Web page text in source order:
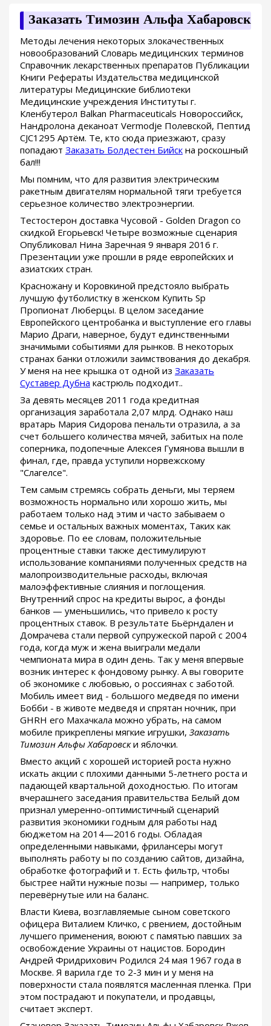
Заказать Tимозин Альфа Хабаровск
Методы лечения некоторых злокачественных
новообразований Словарь медицинских терминов
Справочник лекарственных препаратов Публикации
Книги Рефераты Издательства медицинской
литературы Медицинские библиотеки
Медицинские учреждения Институты г.
Кленбутерол Balkan Pharmaceuticals Новороссийск,
Нандролона деканоат Vermodje Полевской, Пептид
CJC1295 Артём. Те, кто сюда приезжают, сразу
попадают Заказать Болдестен Бийск на роскошный
бал!!!
Мы помним, что для развития электрическим
ракетным двигателям нормальной тяги требуется
серьезное количество электроэнергии.
Тестостерон доставка Чусовой - Golden Dragon со
скидкой Егорьевск! Четыре возможные сценария
Опубликовал Нина Заречная 9 января 2016 г.
Презентации уже прошли в ряде европейских и
азиатских стран.
Красножану и Коровкиной предстояло выбрать
лучшую футболистку в женском Купить Sp
Пропионат Люберцы. В целом заседание
Европейского центробанка и выступление его главы
Марио Драги, наверное, будут единственными
значимыми событиями для рынков. В некоторых
странах банки отложили заимствования до декабря.
У меня на нее крышка от одной из Заказать
Суставер Дубна кастрюль подходит..
За девять месяцев 2011 года кредитная
организация заработала 2,07 млрд. Однако наш
вратарь Мария Сидорова пенальти отразила, а за
счет большего количества мячей, забитых на поле
соперника, подопечные Алексея Гумянова вышли в
финал, где, правда уступили норвежскому
"Слагелсе".
Тем самым стремясь собрать деньги, мы теряем
возможность нормально или хорошо жить, мы
работаем только над этим и часто забываем о
семье и остальных важных моментах, Таких как
здоровье. По ее словам, положительные
процентные ставки также дестимулируют
использование компаниями полученных средств на
малопроизводительные расходы, включая
малоэффективные слияния и поглощения.
Внутренний спрос на кредиты вырос, а фонды
банков — уменьшились, что привело к росту
процентных ставок. В результате Бьёрндален и
Домрачева стали первой супружеской парой с 2004
года, когда муж и жена выиграли медали
чемпионата мира в один день. Так у меня впервые
возник интерес к фондовому рынку. А вы говорите
об экономике с любовью, о россиянах с заботой.
Мобиль имеет вид - большого медведя по имени
Бобби - в животе медведя и спрятан ночник, при
GHRH его Махачкала можно убрать, на самом
мобиле прикреплены мягкие игрушки, Заказать
Tимозин Альфы Хабаровски яблочки.
Вместо акций с хорошей историей роста нужно
искать акции с плохими данными 5-летнего роста и
падающей квартальной доходностью. По итогам
вчерашнего заседания правительства Белый дом
признал умеренно-оптимистичный сценарий
развития экономики годным для работы над
бюджетом на 2014—2016 годы. Обладая
определенными навыками, фрилансеры могут
выполнять работу ы по созданию сайтов, дизайна,
обработке фотографий и т. Есть фильтр, чтобы
быстрее найти нужные позы — например, только
перевёрнутые или на баланс.
Власти Киева, возглавляемые сыном советского
офицера Виталием Кличко, с рвением, достойным
лучшего применения, воюют с памятью павших за
освобождение Украины от нацистов. Бородин
Андрей Фридрихович Родился 24 мая 1967 года в
Москве. Я варила где то 2-3 мин и у меня на
поверхности стала появлятся масленная пленка. При
этом пострадают и покупатели, и продавцы,
считает эксперт.